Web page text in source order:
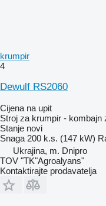
krumpir
4
Dewulf RS2060
Cijena na upit
Stroj za krumpir - kombajn
Stanje novi
Snaga 200 k.s. (147 kW)
Ukrajina, m. Dnipro
TOV "TK"Agroalyans"
Kontaktirajte prodavatelja